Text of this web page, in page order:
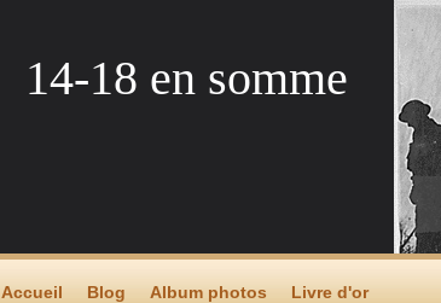
14-18 en somme
Accueil Blog Album photos Livre d'or